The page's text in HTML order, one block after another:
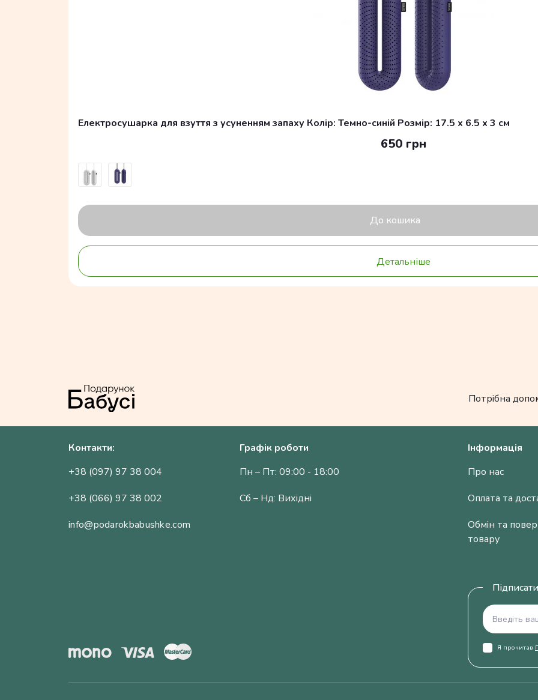
Електросушарка для взуття з усуненням запаху Колір: Темно-синій Розмір: 17.5 x 6.5 x 3 см
650 грн
До кошика
Детальніше
Потрібна
Контакти:
+38 (097) 97 38 004
+38 (066) 97 38 002
info@podarokbabushke.com
Графік роботи
Пн – Пт: 09:00 - 18:00
Сб – Нд: Вихідні
Інформація
Про нас
Оплата та
Обмін та
товару
Я прочитав